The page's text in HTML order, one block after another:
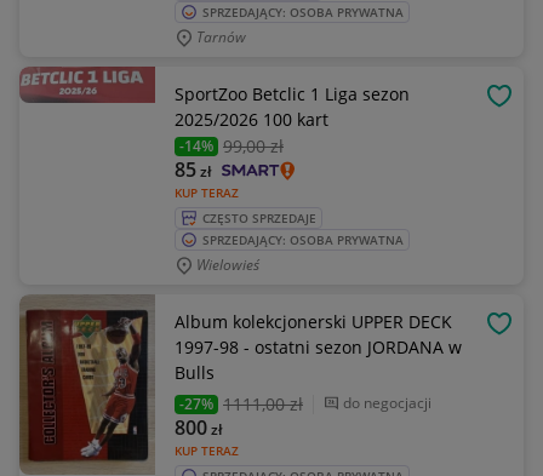
SPRZEDAJĄCY: OSOBA PRYWATNA
Tarnów
SportZoo Betclic 1 Liga sezon
2025/2026 100 kart
-14% 99,00 zł
KUP TERAZ
85zł
CZĘSTO SPRZEDAJE
SPRZEDAJĄCY: OSOBA PRYWATNA
Wielowieś
Album kolekcjonerski UPPER DECK
1997-98 - ostatni sezon JORDANA w
Bulls
-27% 1111,00 zł do negocjacji
KUP TERAZ
800zł